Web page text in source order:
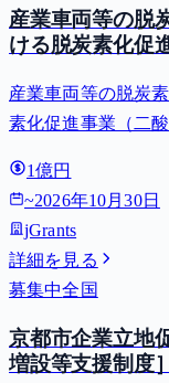
産業車両等の脱
ける脱炭素化促
産業車両等の脱炭
素化促進事業（二
1億円
~2026年10月30日
jGrants
詳細を見る
募集中全国
京都市企業立地
増設等支援制度］